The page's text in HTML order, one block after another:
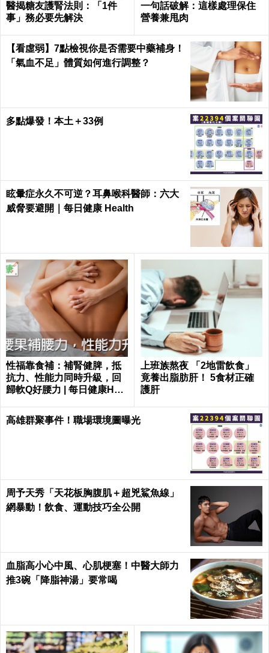
醫揭糖友護腎法則：「1件
事」務必要先解決
一句話破解：這樣處理保住
營養兼甩肉
【看虛弱】7點檢視你是否需要中藥補身！
「氣血不足」體質如何進行調整？
多點爆發！本土＋33例
眩暈症永久不可逆？耳鼻喉科醫師：六大
威脅要避開｜每日健康 Health
性福靠食補：補腎健脾，抵
抗力、性能力同時升級，回
歸軟Q好腰力 | 每日健康Heal
上班族熬夜 「2地雷飲食」
竟養出脂肪肝！ 5食材正確
護肝
高雄群聚事件！職場環境圖曝光
周予天秀「天花板胸腹肌＋超兇鯊魚線」
網暴動！飲食、運動技巧全公開
血脂高小心中風、心肌梗塞！中醫大師力
推3碗「降脂神湯」要常喝